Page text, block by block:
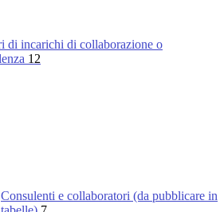
di incarichi di collaborazione o
12
Consulenti e collaboratori (da pubblicare in